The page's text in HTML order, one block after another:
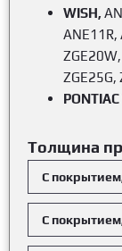
WISH,
ANE11R,
ZGE25G,
Толщина
С
С